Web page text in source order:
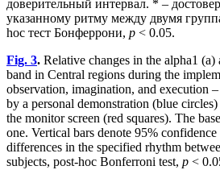
доверительный интервал. * –
указанному ритму между двумя
hoc тест Бонферpони, р < 0.05.
Fig. 3. Relative changes in the alpha1
band in Central regions during the
observation, imagination, and execution
by a personal demonstration (blue
the monitor screen (red squares). The
one. Vertical bars denote 95%
differences in the specified rhythm
subjects, post-hoc Bonferroni test, р <